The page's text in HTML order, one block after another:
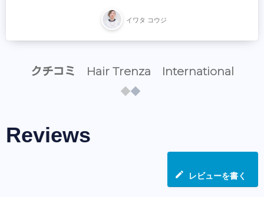
イワタ コウジ
クチコミ Hair Trenza International
Reviews
レビューを書く